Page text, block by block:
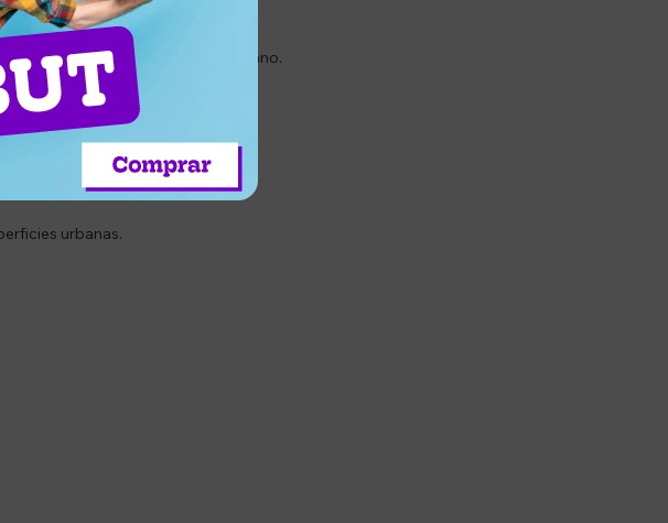
y se adapta a cualquier look urbano.
diario.
el desgaste cotidiano.
urbanas.